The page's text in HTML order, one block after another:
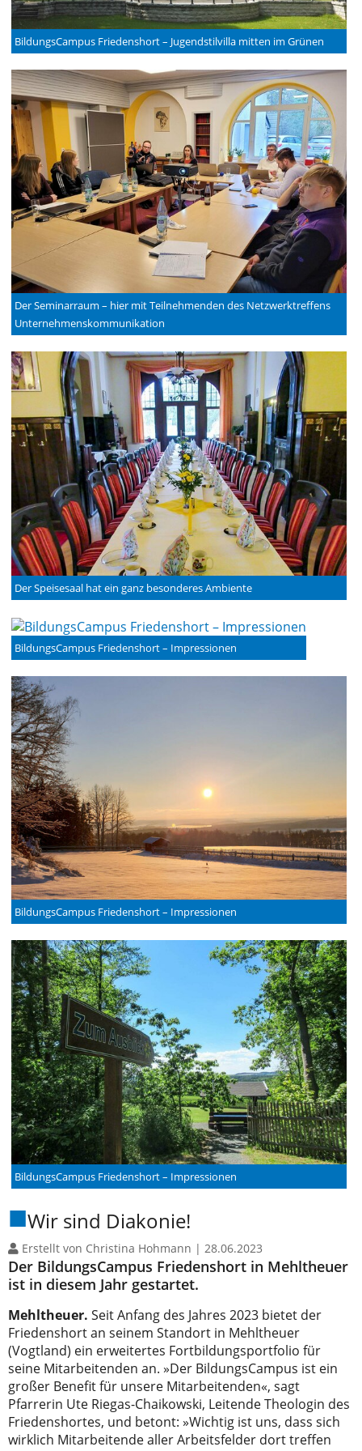
BildungsCampus Friedenshort – Jugendstilvilla mitten im Grünen
Der Seminarraum – hier mit Teilnehmenden des Netzwerktreffens
Unternehmenskommunikation
Der Speisesaal hat ein ganz besonderes Ambiente
BildungsCampus Friedenshort – Impressionen
BildungsCampus Friedenshort – Impressionen
BildungsCampus Friedenshort – Impressionen
Wir sind Diakonie!
Erstellt von Christina Hohmann | 28.06.2023
Der BildungsCampus Friedenshort in Mehltheuer
ist in diesem Jahr gestartet.
Mehltheuer. Seit Anfang des Jahres 2023 bietet der
Friedenshort an seinem Standort in Mehltheuer
(Vogtland) ein erweitertes Fortbildungsportfolio für
seine Mitarbeitenden an. »Der BildungsCampus ist ein
großer Benefit für unsere Mitarbeitenden«, sagt
Pfarrerin Ute Riegas-Chaikowski, Leitende Theologin des
Friedenshortes, und betont: »Wichtig ist uns, dass sich
wirklich Mitarbeitende aller Arbeitsfelder dort treffen